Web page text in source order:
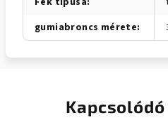
gumiabroncs mérete: